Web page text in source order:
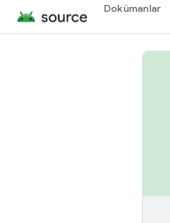
Dokümanlar